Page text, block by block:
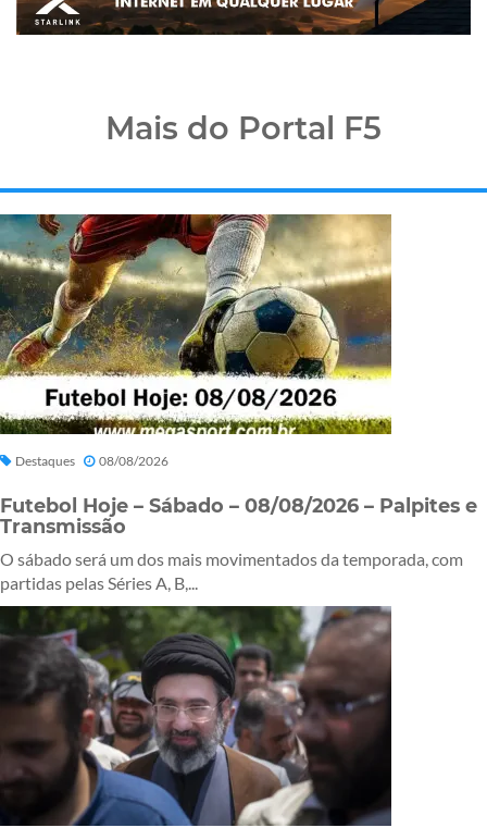
Mais do Portal F5
Destaques 08/08/2026
Futebol Hoje – Sábado – 08/08/2026 – Palpites e
Transmissão
O sábado será um dos mais movimentados da temporada, com
partidas pelas Séries A, B,...